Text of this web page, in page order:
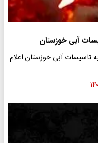
آبی خوزستان
تاسیسات آبی خوزستان اعلام